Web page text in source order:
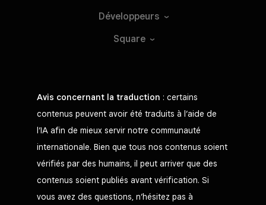
Développeurs
Square
Avis concernant la traduction : certains
contenus peuvent avoir été traduits à l’aide de
l’IA afin de mieux servir notre communauté
internationale. Bien que tous nos contenus soient
vérifiés par des humains, il peut arriver que des
contenus soient publiés avant vérification. Si
vous avez des questions, n’hésitez pas à